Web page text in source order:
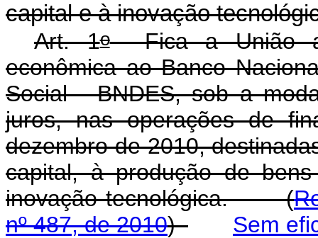
capital e à inovação
Art. 1oFica a União
econômica ao Banco
Social - BNDES, sob a
juros, nas operações de
dezembro de 2010,
capital, à produção de
inovação tecnológica. (
nº 487, de 2010)
Sem